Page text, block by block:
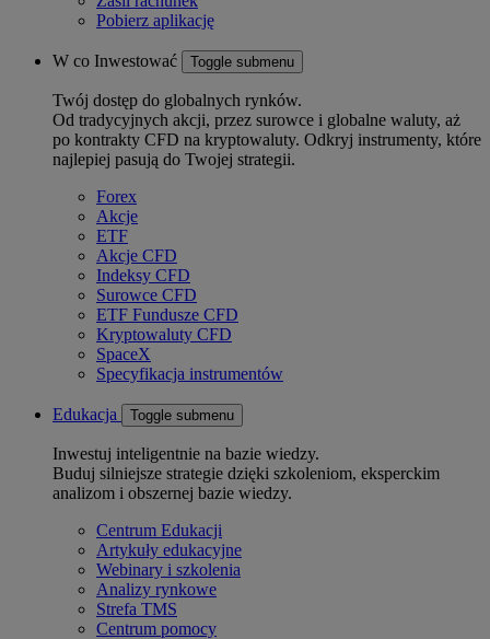
Pobierz aplikację
W co Inwestować Toggle submenu
Twój dostęp do globalnych rynków.
Od tradycyjnych akcji, przez surowce i globalne waluty, aż
po kontrakty CFD na kryptowaluty. Odkryj instrumenty, które
najlepiej pasują do Twojej strategii.
Forex
Akcje
ETF
Akcje CFD
Indeksy CFD
Surowce CFD
ETF Fundusze CFD
Kryptowaluty CFD
SpaceX
Specyfikacja instrumentów
Edukacja Toggle submenu
Inwestuj inteligentnie na bazie wiedzy.
Buduj silniejsze strategie dzięki szkoleniom, eksperckim
analizom i obszernej bazie wiedzy.
Centrum Edukacji
Artykuły edukacyjne
Webinary i szkolenia
Analizy rynkowe
Strefa TMS
Centrum pomocy